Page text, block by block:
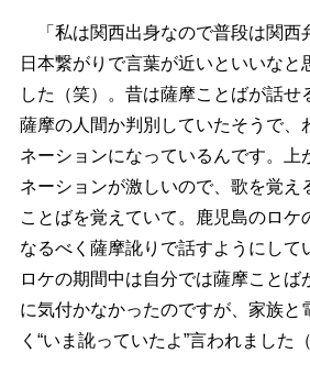
「私は関西出身なので普段は関西
日本繋がりで言葉が近いといいなと
した（笑）。昔は薩摩ことばが話せ
薩摩の人間か判別していたそうで、
ネーションになっているんです。上
ネーションが激しいので、歌を覚え
ことばを覚えていて。鹿児島のロケ
なるべく薩摩訛りで話すようにして
ロケの期間中は自分では薩摩ことば
に気付かなかったのですが、家族と
く“いま訛っていたよ”言われました（